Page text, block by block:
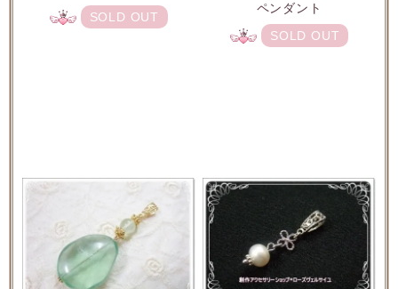
SOLD OUT
ペンダント
SOLD OUT